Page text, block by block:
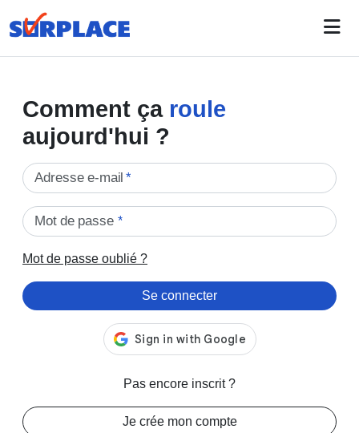
Comment ça roule
aujourd'hui ?
Adresse e-mail *
Mot de passe *
Mot de passe oublié ?
Se connecter
Pas encore inscrit ?
Je crée mon compte